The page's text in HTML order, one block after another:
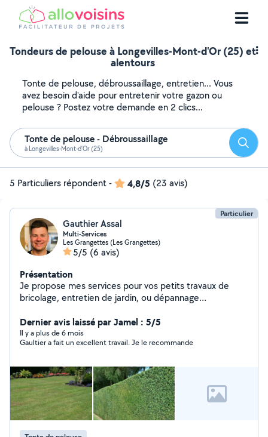
Tondeurs de pelouse à Longevilles-Mont-d'Or (25) et
alentours
Tonte de pelouse, débroussaillage, entretien... Vous
avez besoin d'aide pour entretenir votre gazon ou
pelouse ? Postez votre demande en 2 clics...
Tonte de pelouse - Débroussaillage
à Longevilles-Mont-d'Or (25)
5 Particuliers répondent- 4,8/5 (23 avis)
Particulier
Gauthier Assal
Multi-Services
Les Grangettes (Les Grangettes)
5/5 (6 avis)
Présentation
Je propose mes services pour vos petits travaux de
bricolage, entretien de jardin, ou dépannage
mon propre matériel pour vous garantir un travail soigné
et efficace. N'hésitez pas à me contacter !
Dernier avis laissé par Jamel : 5/5
Il y a plus de 6 mois
Gaultier a fait un excellent travail. Je le recommande